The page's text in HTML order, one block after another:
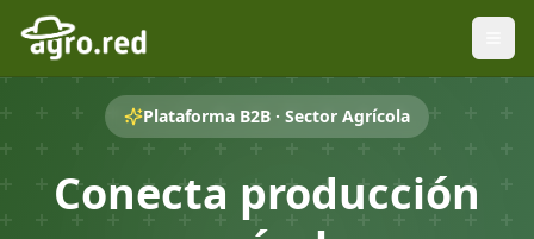
Plataforma B2B · Sector Agrícola
Conecta producción